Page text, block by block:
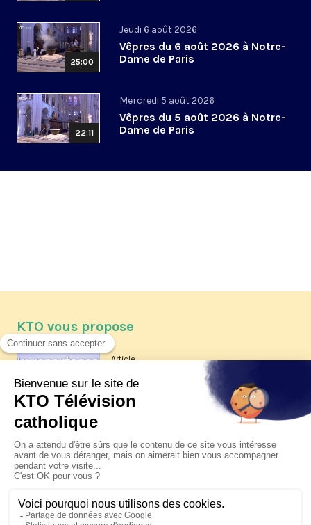
25:00
Jeudi 6 août 2026
Vêpres du 6 août 2026 à Notre-
Dame de Paris
22:11
Mercredi 5 août 2026
Vêpres du 5 août 2026 à Notre-
Dame de Paris
KTO vous propose
Article
Les reportages d'été 2026 de KTO
La visite pastorale du pape Léon
XIV à Assise à suivre sur KTO le
jeudi 6 août
Le pape en Uruguay, Argentine et
Pérou du 6 au 17 novembre 2026